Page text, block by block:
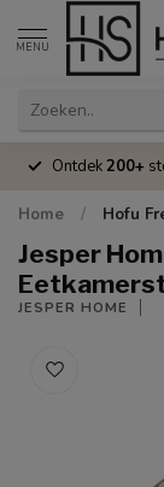
MENU
Ontdek200+
Home / Hofu
Jesper
JESPER HOME